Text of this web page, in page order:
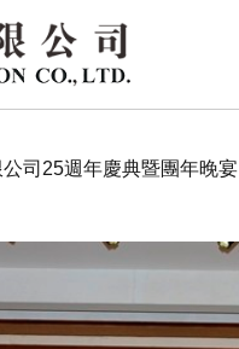
司25週年慶典暨團年晚宴